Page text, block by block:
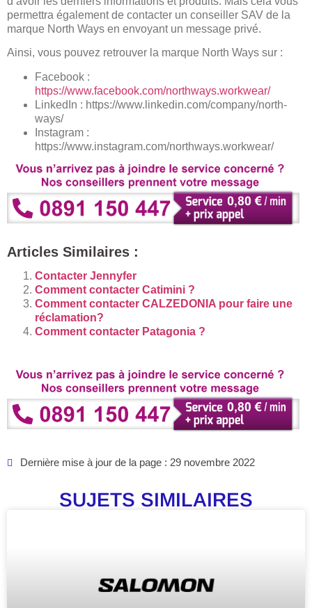
permettra également de contacter un conseiller SAV de la
marque North Ways en envoyant un message privé.
Ainsi, vous pouvez retrouver la marque North Ways sur :
Facebook :
https://www.facebook.com/northways.workwear/
LinkedIn : https://www.linkedin.com/company/north-
ways/
Instagram :
https://www.instagram.com/northways.workwear/
Articles Similaires :
Contacter Jennyfer
Comment contacter Catimini ?
Comment contacter CALZEDONIA pour faire une
réclamation?
Comment contacter Patagonia ?
Dernière mise à jour de la page : 29 novembre 2022
SUJETS SIMILAIRES